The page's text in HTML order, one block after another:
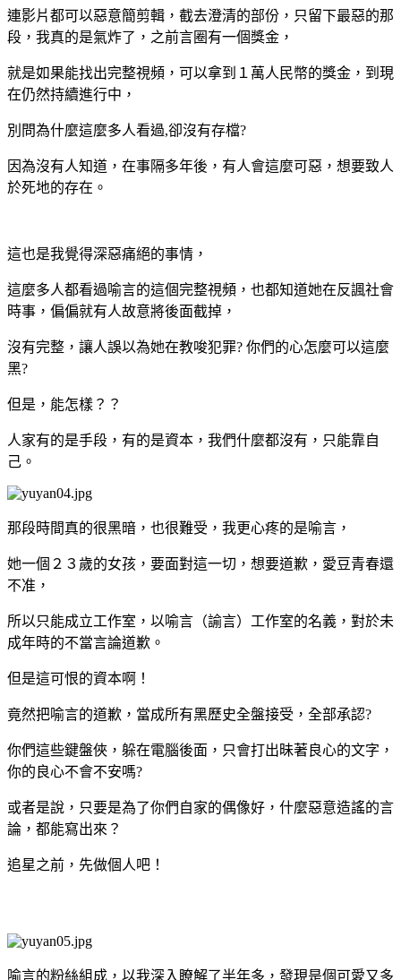
連影片都可以惡意簡剪輯，截去澄清的部份，只留下最惡的那
段，我真的是氣炸了，之前言圈有一個獎金，
就是如果能找出完整視頻，可以拿到１萬人民幣的獎金，到現
在仍然持續進行中，
別問為什麼這麼多人看過,卻沒有存檔?
因為沒有人知道，在事隔多年後，有人會這麼可惡，想要致人
於死地的存在。
這也是我覺得深惡痛絕的事情，
這麼多人都看過喻言的這個完整視頻，也都知道她在反諷社會
時事，偏偏就有人故意將後面截掉，
沒有完整，讓人誤以為她在教唆犯罪? 你們的心怎麼可以這麼
黑?
但是，能怎樣？？
人家有的是手段，有的是資本，我們什麼都沒有，只能靠自
己。
那段時間真的很黑暗，也很難受，我更心疼的是喻言，
她一個２３歲的女孩，要面對這一切，想要道歉，愛豆青春還
不准，
所以只能成立工作室，以喻言（諭言）工作室的名義，對於未
成年時的不當言論道歉。
但是這可恨的資本啊！
竟然把喻言的道歉，當成所有黑歷史全盤接受，全部承認?
你們這些鍵盤俠，躲在電腦後面，只會打出昧著良心的文字，
你的良心不會不安嗎?
或者是說，只要是為了你們自家的偶像好，什麼惡意造謠的言
論，都能寫出來？
追星之前，先做個人吧！
喻言的粉絲組成，以我深入瞭解了半年多，發現是個可愛又多